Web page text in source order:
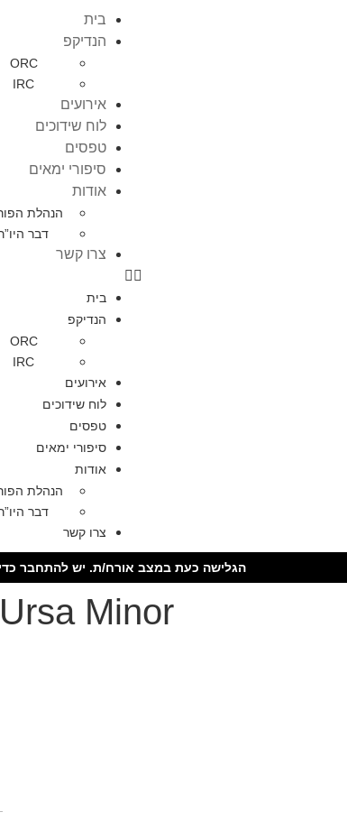
בית
הנדיקפ
ORC
IRC
אירועים
לוח שידוכים
טפסים
סיפורי ימאים
אודות
הנהלת
דבר
צרו קשר
בית
הנדיקפ
ORC
IRC
אירועים
לוח שידוכים
טפסים
סיפורי ימאים
אודות
הנהלת
דבר
צרו קשר
הגלישה כעת במצב אורח/ת. יש להתחבר כדי
Ursa Minor